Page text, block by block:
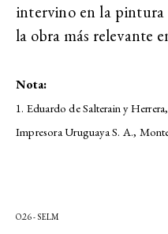
intervino en la
la obra más relevante
Nota:
1. Eduardo de Salterain y Herrera,
Impresora Uruguaya S. A.,
O.26 - SELM